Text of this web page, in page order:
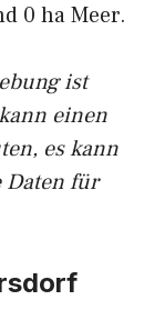
0 ha Meer.
ist
einen
es kann
Daten für